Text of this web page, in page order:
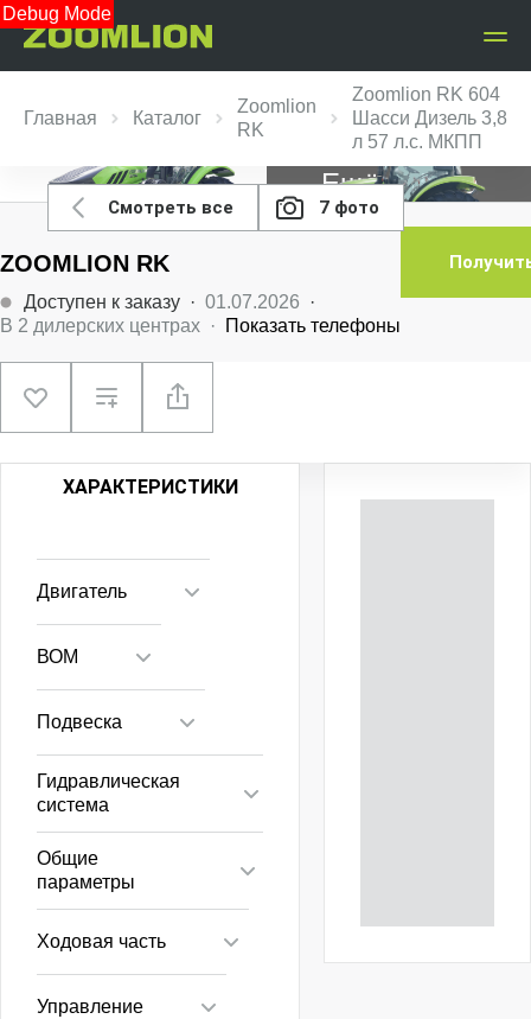
Debug Mode
Главная Каталог
Zoomlion
RK
Zoomlion RK 604
Шасси Дизель 3,8
л 57 л.с. МКПП
Смотреть все 7 фото
Ещё 5 фото
ZOOMLION RK
Доступен к заказу · 01.07.2026 ·
В 2 дилерских центрах · Показать телефоны
ХАРАКТЕРИСТИКИ
Двигатель
ВОМ
Подвеска
Гидравлическая
система
Общие
параметры
Ходовая часть
Управление